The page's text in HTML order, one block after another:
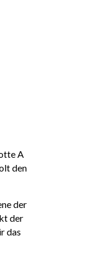
A
den
der
der
das